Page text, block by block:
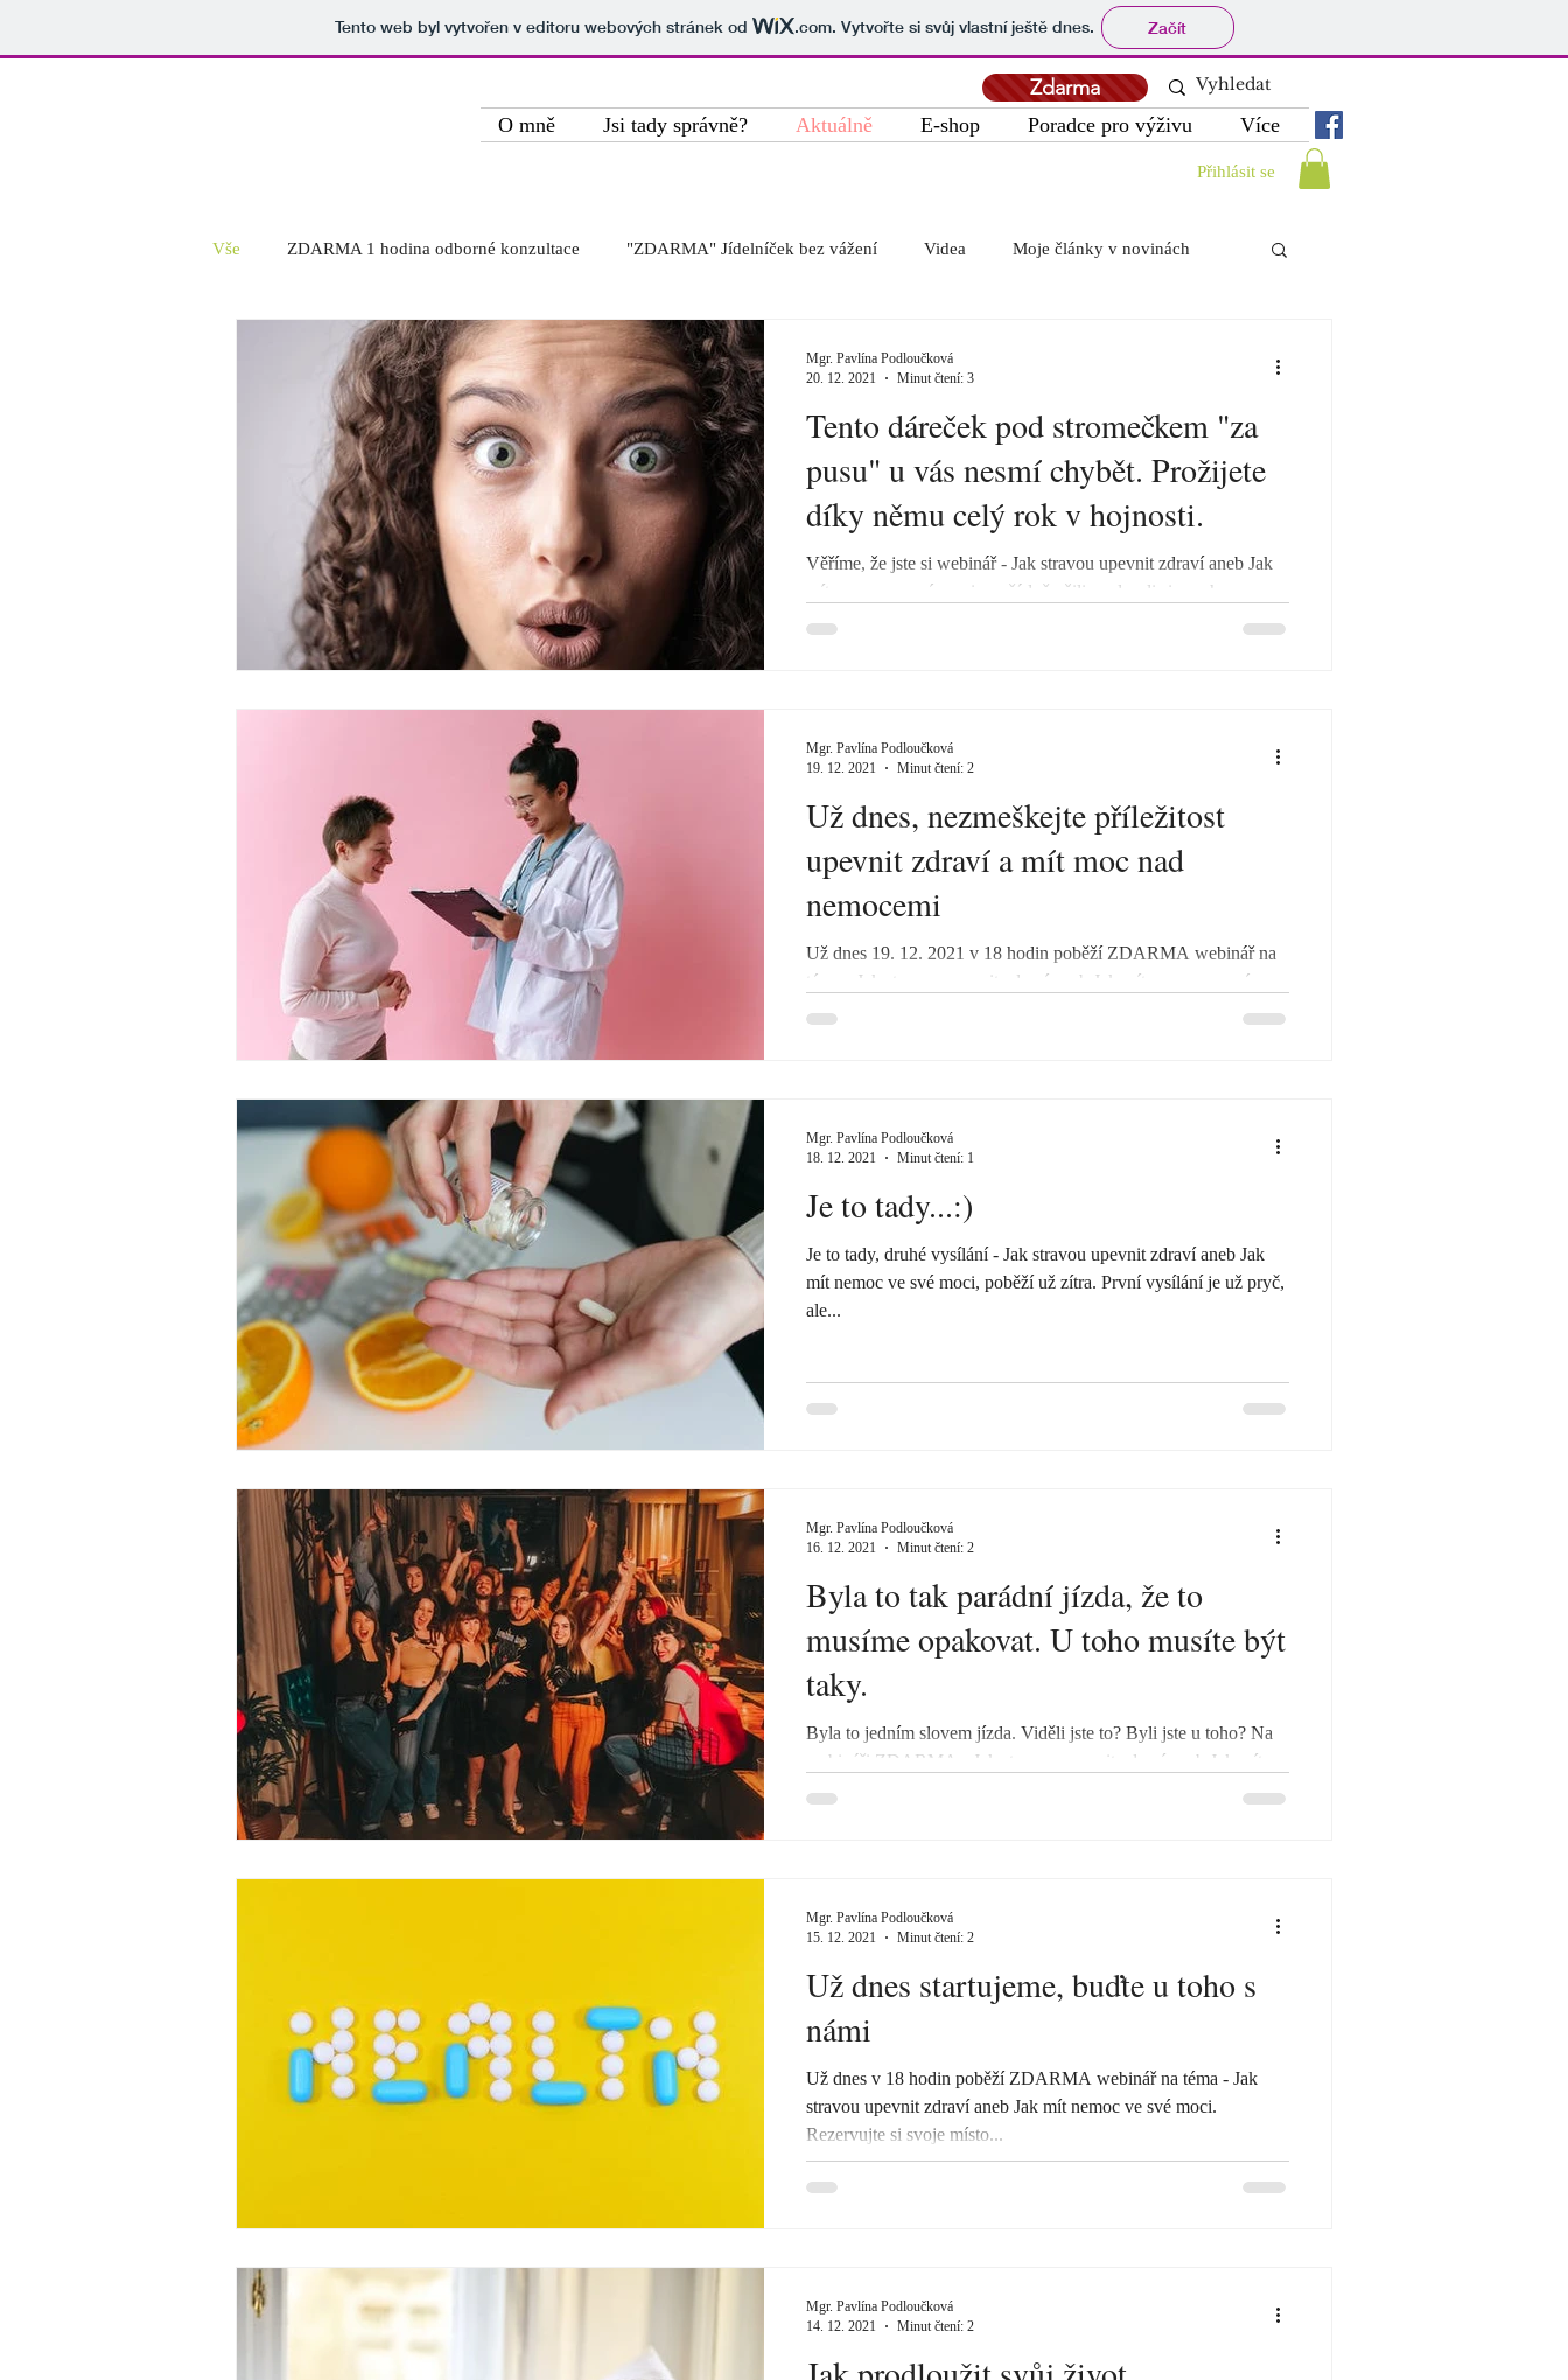
Tento web byl vytvořen v editoru webových stránek od .com. Vytvořte si svůj vlastní ještě dnes. Začít
O mně Jsi tady správně? Aktuálně E-shop Poradce pro výživu Více
Zdarma
Přihlásit se
Vše ZDARMA 1 hodina odborné konzultace "ZDARMA" Jídelníček bez vážení Videa Moje články v novinách
Recepty Přednášky, kurzy Citáty GDPR
Skvělá dovolená - chata Šebetov Nabídka práce Velikonoce Čarodějnice Zelené setkání Nejčastější dotazy
Tento dáreček pod stromečkem "za
pusu" u vás nesmí chybět. Prožijete
díky němu celý rok v hojnosti.
Věříme, že jste si webinář - Jak stravou upevnit zdraví aneb Jak
mít nemoc ve své moci - pořádně užili a odnesli si mnoho
užitečných...
Mgr. Pavlína Podloučková
20. 12. 2021
Minut čtení: 3
Už dnes, nezmeškejte příležitost
upevnit zdraví a mít moc nad
nemocemi
Už dnes 19. 12. 2021 v 18 hodin poběží ZDARMA webinář na
téma - Jak stravou upevnit zdraví aneb Jak mít nemoc ve své
Mgr. Pavlína Podloučková
19. 12. 2021
Minut čtení: 2
Je to tady...:)
Je to tady, druhé vysílání - Jak stravou upevnit zdraví aneb Jak
mít nemoc ve své moci, poběží už zítra. První vysílání je už pryč,
ale...
Mgr. Pavlína Podloučková
18. 12. 2021
Minut čtení: 1
Byla to tak parádní jízda, že to
musíme opakovat. U toho musíte být
taky.
Byla to jedním slovem jízda. Viděli jste to? Byli jste u toho? Na
webináři ZDARMA - Jak stravou upevnit zdraví aneb Jak mít
nemoc ve své...
Mgr. Pavlína Podloučková
16. 12. 2021
Minut čtení: 2
Už dnes startujeme, buďte u toho s
námi
Už dnes v 18 hodin poběží ZDARMA webinář na téma - Jak
stravou upevnit zdraví aneb Jak mít nemoc ve své moci.
Rezervujte si svoje místo...
Mgr. Pavlína Podloučková
15. 12. 2021
Minut čtení: 2
Mgr. Pavlína Podloučková
14. 12. 2021
Minut čtení: 2